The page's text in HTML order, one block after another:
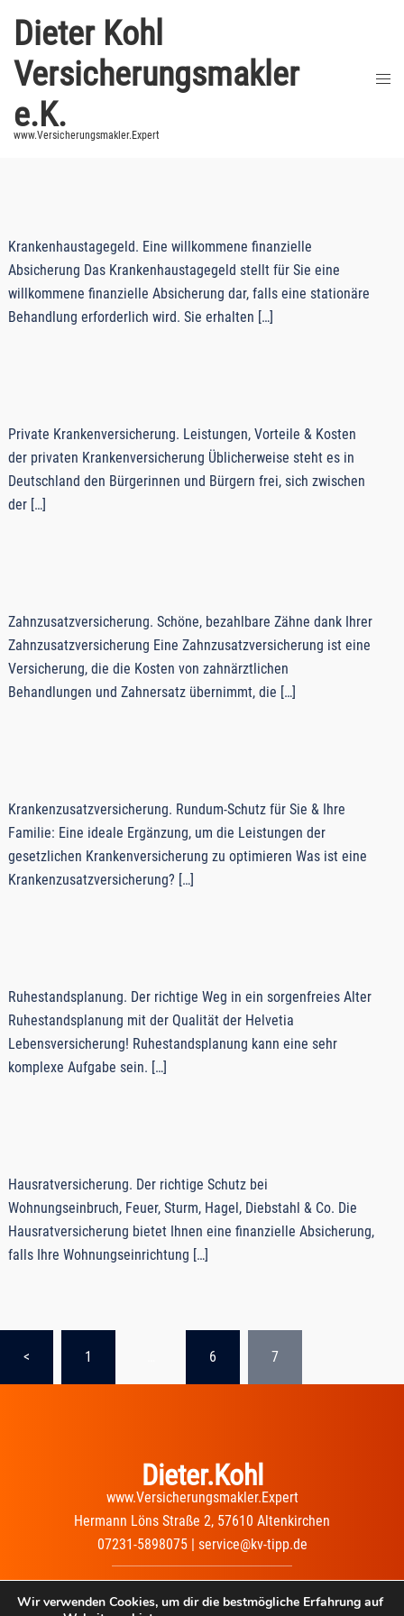
Inhalt
springen
Dieter Kohl
Versicherungsmakler
e.K.
www.Versicherungsmakler.Expert
Kategorie:Uncategorized
Krankenhaustagegeld. Eine willkommene finanzielle
Absicherung Das Krankenhaustagegeld stellt für Sie eine
willkommene finanzielle Absicherung dar, falls eine stationäre
Behandlung erforderlich wird. Sie erhalten […]
Private Krankenversicherung. Leistungen, Vorteile & Kosten
der privaten Krankenversicherung Üblicherweise steht es in
Deutschland den Bürgerinnen und Bürgern frei, sich zwischen
der […]
Zahnzusatzversicherung. Schöne, bezahlbare Zähne dank Ihrer
Zahnzusatzversicherung Eine Zahnzusatzversicherung ist eine
Versicherung, die die Kosten von zahnärztlichen
Behandlungen und Zahnersatz übernimmt, die […]
Krankenzusatzversicherung. Rundum-Schutz für Sie & Ihre
Familie: Eine ideale Ergänzung, um die Leistungen der
gesetzlichen Krankenversicherung zu optimieren Was ist eine
Kranken­zusatz­ver­si­che­rung? […]
Ruhestandsplanung. Der richtige Weg in ein sorgenfreies Alter
Ruhestandsplanung mit der Qualität der Helvetia
Lebensversicherung! Ruhestandsplanung kann eine sehr
komplexe Aufgabe sein. […]
Hausratversicherung. Der richtige Schutz bei
Wohnungseinbruch, Feuer, Sturm, Hagel, Diebstahl & Co. Die
Hausratversicherung bietet Ihnen eine finanzielle Absicherung,
falls Ihre Wohnungseinrichtung […]
< 1 6 7
Dieter.Kohl
www.Versicherungsmakler.Expert
Hermann Löns Straße 2, 57610 Altenkirchen
07231-5898075 | service@kv-tipp.de
Impressum|Datenschutz|
Erstinformation
Wir verwenden Cookies, um dir die bestmögliche Erfahrung auf